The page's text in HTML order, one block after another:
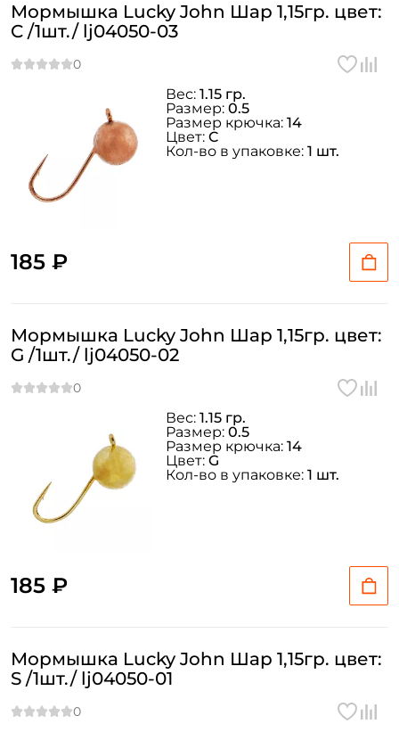
Мормышка Lucky John Шар 1,15гр. цвет:
C /1шт./ lj04050-03
185 ₽
Вес: 1.15 гр.
Размер: 0.5
Размер крючка: 14
Цвет: C
Кол-во в упаковке: 1 шт.
Мормышка Lucky John Шар 1,15гр. цвет:
G /1шт./ lj04050-02
185 ₽
Вес: 1.15 гр.
Размер: 0.5
Размер крючка: 14
Цвет: G
Кол-во в упаковке: 1 шт.
Мормышка Lucky John Шар 1,15гр. цвет:
S /1шт./ lj04050-01